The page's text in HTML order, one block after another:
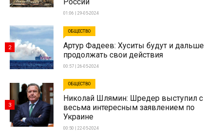
01:06 | 29-05-2024
ОБЩЕСТВО
Артур Фадеев: Хуситы будут и дальше
продолжать свои действия
00:57 | 26-05-2024
2
ОБЩЕСТВО
Николай Шлямин: Шредер выступил с
весьма интересным заявлением по
Украине
00:50 | 22-05-2024
3